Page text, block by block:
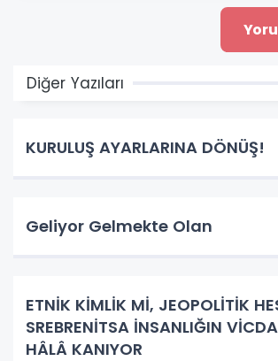
Diğer Yazıları
KURULUŞ AYARLARINA DÖNÜŞ!
Geliyor Gelmekte Olan
ETNİK KİMLİK Mİ, JEOPOLİTİK
SREBRENİTSA İNSANLIĞIN
HÂLÂ KANIYOR